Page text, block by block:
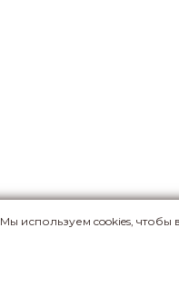
Мы используем cookies,